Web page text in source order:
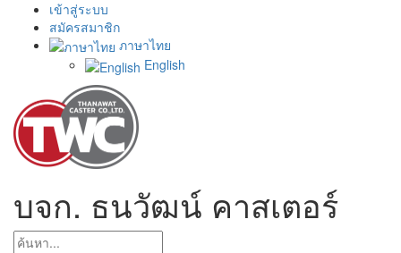
เข้าสู่ระบบ
สมัครสมาชิก
ภาษาไทย
English
บจก. ธนวัฒน์ คาสเตอร์